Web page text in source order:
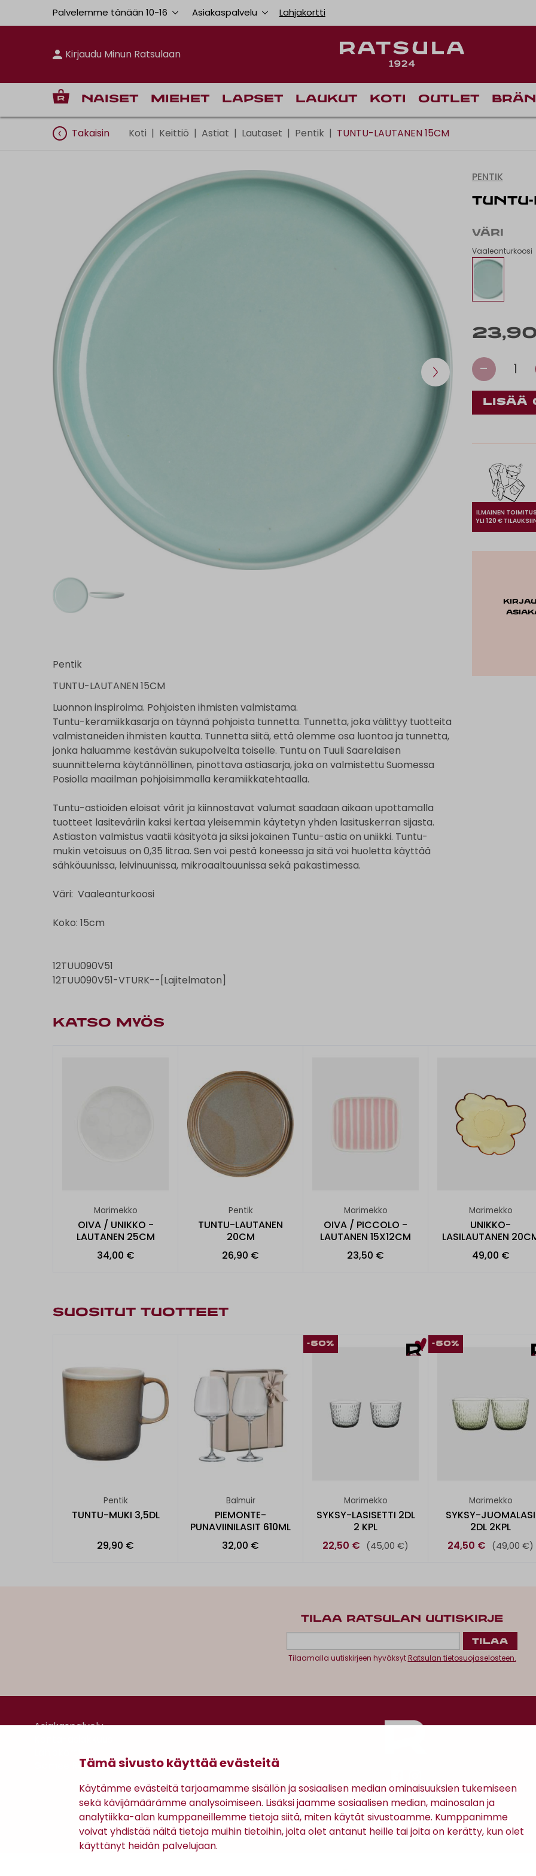
Tämä sivusto käyttää evästeitä
Käytämme evästeitä tarjoamamme sisällön ja sosiaalisen median ominaisuuksien tukemiseen
sekä kävijämäärämme analysoimiseen. Lisäksi jaamme sosiaalisen median, mainosalan ja
analytiikka-alan kumppaneillemme tietoja siitä, miten käytät sivustoamme. Kumppanimme
voivat yhdistää näitä tietoja muihin tietoihin, joita olet antanut heille tai joita on kerätty, kun olet
käyttänyt heidän palvelujaan.
Palvelemme tänään 10-16 Asiakaspalvelu Lahjakortti
Kirjaudu Minun Ratsulaan
Naiset Miehet Lapset Laukut Koti Outlet
Takaisin Koti | Keittiö | Astiat | Lautaset | Pentik | TUNTU-LAUTANEN 15CM
Pentik
TUNTU-LAUTANEN 15CM
Luonnon inspiroima. Pohjoisten ihmisten valmistama.
Tuntu-keramiikkasarja on täynnä pohjoista tunnetta. Tunnetta, joka välittyy tuotteita
valmistaneiden ihmisten kautta. Tunnetta siitä, että olemme osa luontoa ja tunnetta,
jonka haluamme kestävän sukupolvelta toiselle. Tuntu on Tuuli Saarelaisen
suunnittelema käytännöllinen, pinottava astiasarja, joka on valmistettu Suomessa
Posiolla maailman pohjoisimmalla keramiikkatehtaalla.
Tuntu-astioiden eloisat värit ja kiinnostavat valumat saadaan aikaan upottamalla
tuotteet lasiteväriin kaksi kertaa yleisemmin käytetyn yhden lasituskerran sijasta.
Astiaston valmistus vaatii käsityötä ja siksi jokainen Tuntu-astia on uniikki. Tuntu-
mukin vetoisuus on 0,35 litraa. Sen voi pestä koneessa ja sitä voi huoletta käyttää
sähköuunissa, leivinuunissa, mikroaaltouunissa sekä pakastimessa.
Väri: Vaaleanturkoosi
Koko: 15cm
12TUU090V51
12TUU090V51-VTURK--[Lajitelmaton]
PENTIK
VÄRI
Vaaleanturkoosi
- 1
ILMAINEN
YLI 120 €
KATSO MYÖS
Marimekko
OIVA / UNIKKO -
LAUTANEN 25CM
34,00 €
Pentik
TUNTU-LAUTANEN
20CM
26,90 €
Marimekko
OIVA / PICCOLO -
LAUTANEN 15X12CM
23,50 €
Marimekko
UNIKKO-
LASILAUTANEN
49,00 €
SUOSITUT TUOTTEET
Pentik
TUNTU-MUKI 3,5DL
29,90 €
Balmuir
PIEMONTE-
PUNAVIINILASIT 610ML
32,00 €
-50%
Marimekko
SYKSY-LASISETTI 2DL
2 KPL
22,50 € (45,00 €)
-50%
Marimekko
SYKSY-JUOMALASI
2DL 2KPL
24,50 € (49,00 €)
TILAA RATSULAN UUTISKIRJE
Tilaamalla uutiskirjeen hyväksytRatsulan tietosuojaselosteen.
Asiakaspalvelu
Gomee Ratsula Café
Antinkatu 17, 28100 Pori